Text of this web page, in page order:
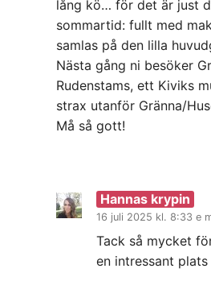
lång kö… för det är just
sommartid: fullt med
samlas på den lilla
Nästa gång ni besöker
Rudenstams, ett Kiviks
strax utanför Gränna/
Må så gott!
Hannas krypin
16 juli 2025 kl. 8:33 e
Tack så mycket
en intressant